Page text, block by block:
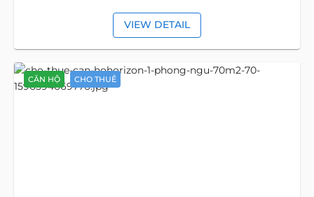
VIEW DETAIL
CĂN HỘ CHO THUÊ